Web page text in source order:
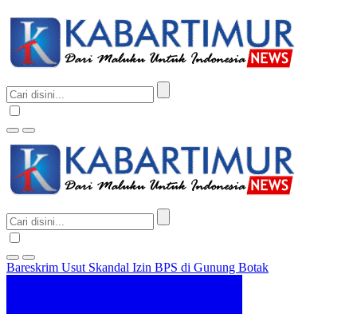
Bareskrim Usut Skandal Izin BPS di Gunung Botak